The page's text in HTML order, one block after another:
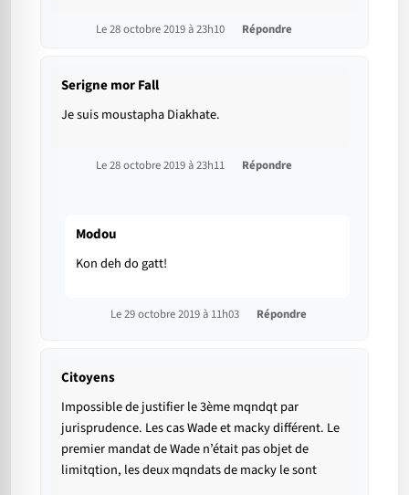
Le 28 octobre 2019 à 23h10 Répondre
Serigne mor Fall
Je suis moustapha Diakhate.
Le 28 octobre 2019 à 23h11 Répondre
Modou
Kon deh do gatt!
Le 29 octobre 2019 à 11h03 Répondre
Citoyens
Impossible de justifier le 3ème mqndqt par
jurisprudence. Les cas Wade et macky différent. Le
premier mandat de Wade n’était pas objet de
limitqtion, les deux mqndats de macky le sont